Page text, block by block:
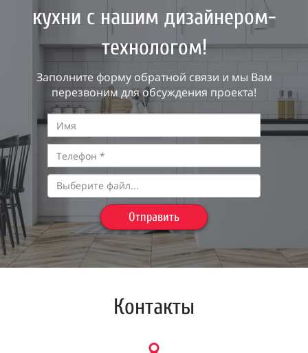
кухни с нашим дизайнером-
технологом!
Заполните форму обратной связи и мы Вам
перезвоним для обсуждения проекта!
Выберите файл...
Отправить
Контакты